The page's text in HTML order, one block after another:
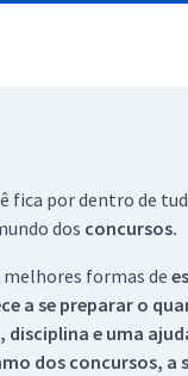
fica por dentro de
dos concursos.
melhores formas de
a se preparar o
e uma
dos concursos, a